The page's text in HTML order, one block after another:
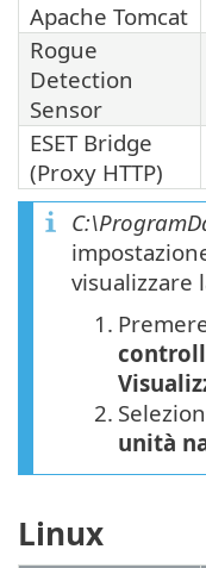
Apache Tomcat
Rogue
Detection
Sensor
ESET Bridge
(Proxy HTTP)
visualizzare
1.
2.
unità
Linux